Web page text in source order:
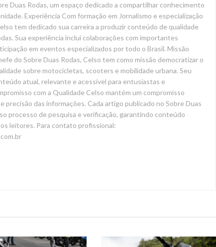
Duas Rodas, um espaço dedicado a compartilhar conhecimento
Experiência Com formação em Jornalismo e especialização
tem dedicado sua carreira a produzir conteúdo de qualidade
Sua experiência inclui colaborações com importantes
em eventos especializados por todo o Brasil. Missão
do Sobre Duas Rodas, Celso tem como missão democratizar o
sobre motocicletas, scooters e mobilidade urbana. Seu
atual, relevante e acessível para entusiastas e
com a Qualidade Celso mantém um compromisso
precisão das informações. Cada artigo publicado no Sobre Duas
processo de pesquisa e verificação, garantindo conteúdo
leitores. Para contato profissional: